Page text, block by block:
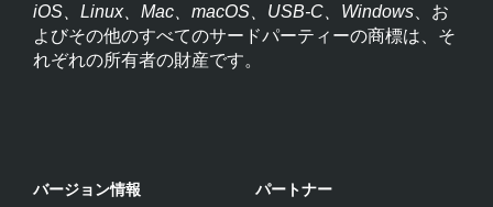
iOS、Linux、Mac、macOS、USB-C、Windows 、お
よびその他のすべてのサードパーティーの商標は、そ
れぞれの所有者の財産です。
バージョン情報 パートナー